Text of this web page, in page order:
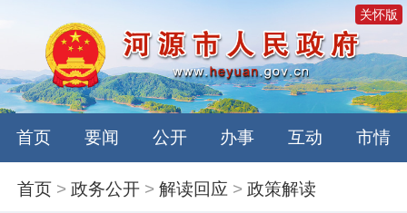
关怀版
首页 要闻 公开 办事 互动 市情
首页 >政务公开 >解读回应 >政策解读